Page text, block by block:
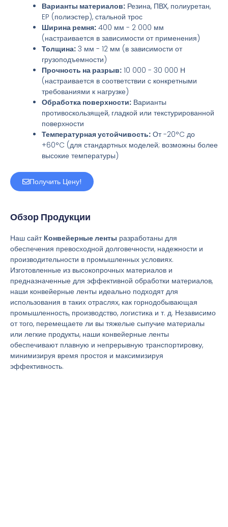
Варианты материалов: Резина, ПВХ, полиуретан,
EP (полиэстер), стальной трос
Ширина ремня: 400 мм - 2 000 мм
(настраивается в зависимости от применения)
Толщина: 3 мм - 12 мм (в зависимости от
грузоподъемности)
Прочность на разрыв: 10 000 - 30 000 Н
(настраивается в соответствии с конкретными
требованиями к нагрузке)
Обработка поверхности: Варианты
противоскользящей, гладкой или текстурированной
поверхности
Температурная устойчивость: От -20°C до
+60°C (для стандартных моделей; возможны более
высокие температуры)
Получить Цену!
Обзор Продукции
Наш сайт Конвейерные ленты разработаны для
обеспечения превосходной долговечности, надежности и
производительности в промышленных условиях.
Изготовленные из высокопрочных материалов и
предназначенные для эффективной обработки материалов,
наши конвейерные ленты идеально подходят для
использования в таких отраслях, как горнодобывающая
промышленность, производство, логистика и т. д. Независимо
от того, перемещаете ли вы тяжелые сыпучие материалы
или легкие продукты, наши конвейерные ленты
обеспечивают плавную и непрерывную транспортировку,
минимизируя время простоя и максимизируя
эффективность.